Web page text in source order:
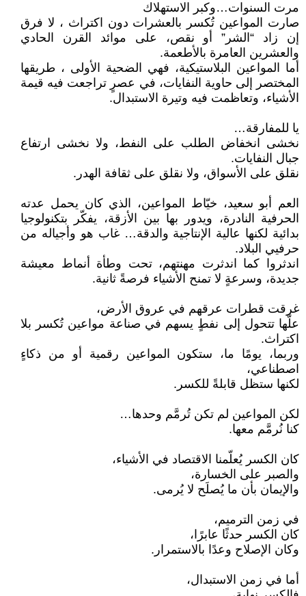
مرت السنوات…وكبر الاستهلاك
صارت المواعين تُكسر بالعشرات دون اكتراث ، لا فرق
إن زاد “الشر” أو نقص، على موائد القرن الحادي
والعشرين العامرة بالأطعمة.
أما المواعين البلاستيكية، فهي الضحية الأولى ، طريقها
المختصر إلى حاوية النفايات، في عصرٍ تراجعت فيه قيمة
الأشياء، وتعاظمت فيه وتيرة الاستبدال.
يا للمفارقة…
نخشى انخفاض الطلب على النفط، ولا نخشى ارتفاع
جبال النفايات.
نقلق على الأسواق، ولا نقلق على ثقافة الهدر.
العم أبو سعيد، خيّاط المواعين، الذي كان يحمل عدته
الحرفية النادرة، ويدور بها بين الأزقة، يفكّر بتكنولوجيا
بدائية لكنها عالية الإنتاجية والدقة… غاب هو وأجياله من
حرفيي البلاد.
اندثروا كما اندثرت مهنتهم، تحت وطأة أنماط معيشة
جديدة، وسرعةٍ لا تمنح الأشياء فرصةً ثانية.
غرقت قطرات عرقهم في عروق الأرض،
علّها تتحول إلى نفطٍ يسهم في صناعة مواعين تُكسر بلا
اكتراث.
وربما، يومًا ما، ستكون المواعين رقمية أو من ذكاءٍ
اصطناعي،
لكنها ستظل قابلةً للكسر.
لكن المواعين لم تكن تُرمَّم وحدها…
كنا نُرمَّم معها.
كان الكسر يُعلّمنا الاقتصاد في الأشياء،
والصبر على الخسارة،
والإيمان بأن ما يُصلَح لا يُرمى.
في زمن الترميم،
كان الكسر حدثًا عابرًا،
وكان الإصلاح وعدًا بالاستمرار.
أما في زمن الاستبدال،